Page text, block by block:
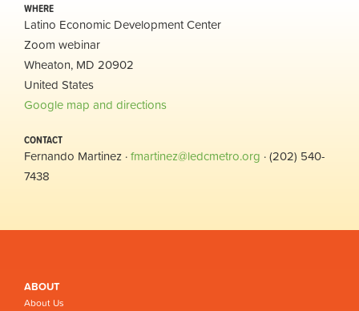
WHERE
Latino Economic Development Center
Zoom webinar
Wheaton, MD 20902
United States
Google map and directions
CONTACT
Fernando Martinez ·fmartinez@ledcmetro.org · (202) 540-
7438
ABOUT
About Us